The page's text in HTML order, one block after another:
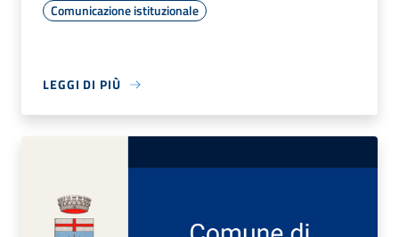
Comunicazione istituzionale
LEGGI DI PIÙ